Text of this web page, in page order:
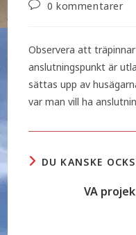
0 kommentarer
Observera att
anslutningspunkt är
sättas upp av
var man vill ha
DU KANSKE
VA